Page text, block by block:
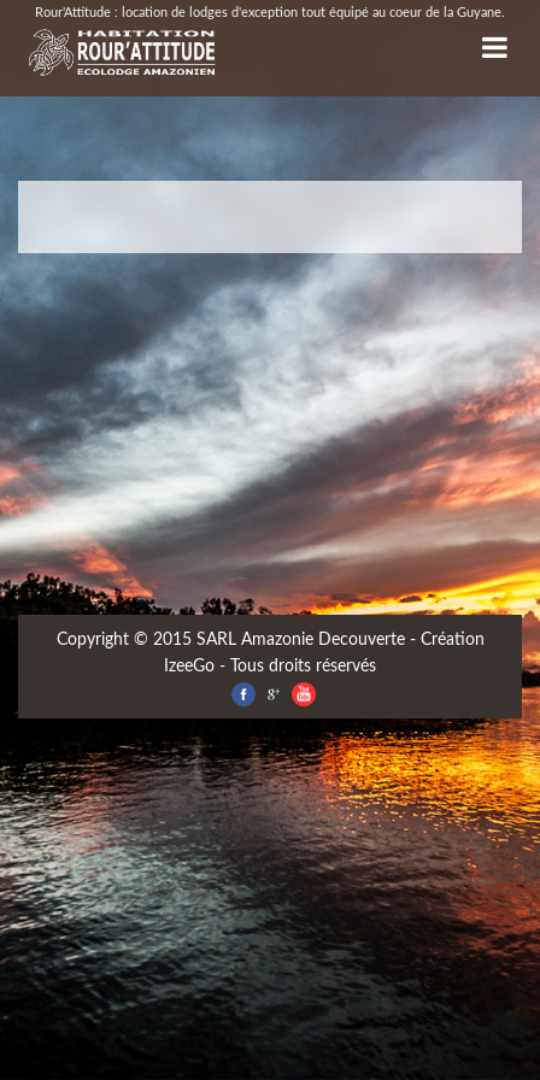
Rour'Attitude : location de lodges d'exception tout équipé au coeur de la Guyane.
Copyright © 2015 SARL Amazonie Decouverte - Création
IzeeGo - Tous droits réservés